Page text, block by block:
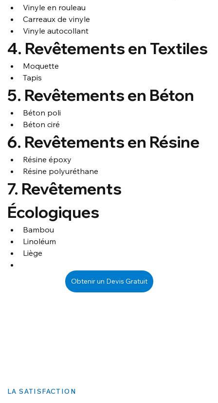
Vinyle en rouleau
Carreaux de vinyle
Vinyle autocollant
4. Revêtements en Textiles
Moquette
Tapis
5. Revêtements en Béton
Béton poli
Béton ciré
6. Revêtements en Résine
Résine époxy
Résine polyuréthane
7. Revêtements
Écologiques
Bambou
Linoléum
Liège
Obtenir un Devis Gratuit
LA SATISFACTION